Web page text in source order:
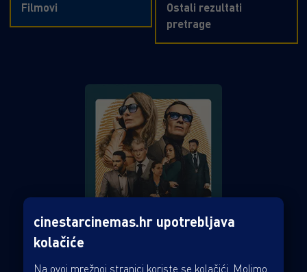
Filmovi
Ostali rezultati
pretrage
cinestarcinemas.hr upotrebljava
kolačiće
Na ovoj mrežnoj stranici koriste se kolačići. Molimo